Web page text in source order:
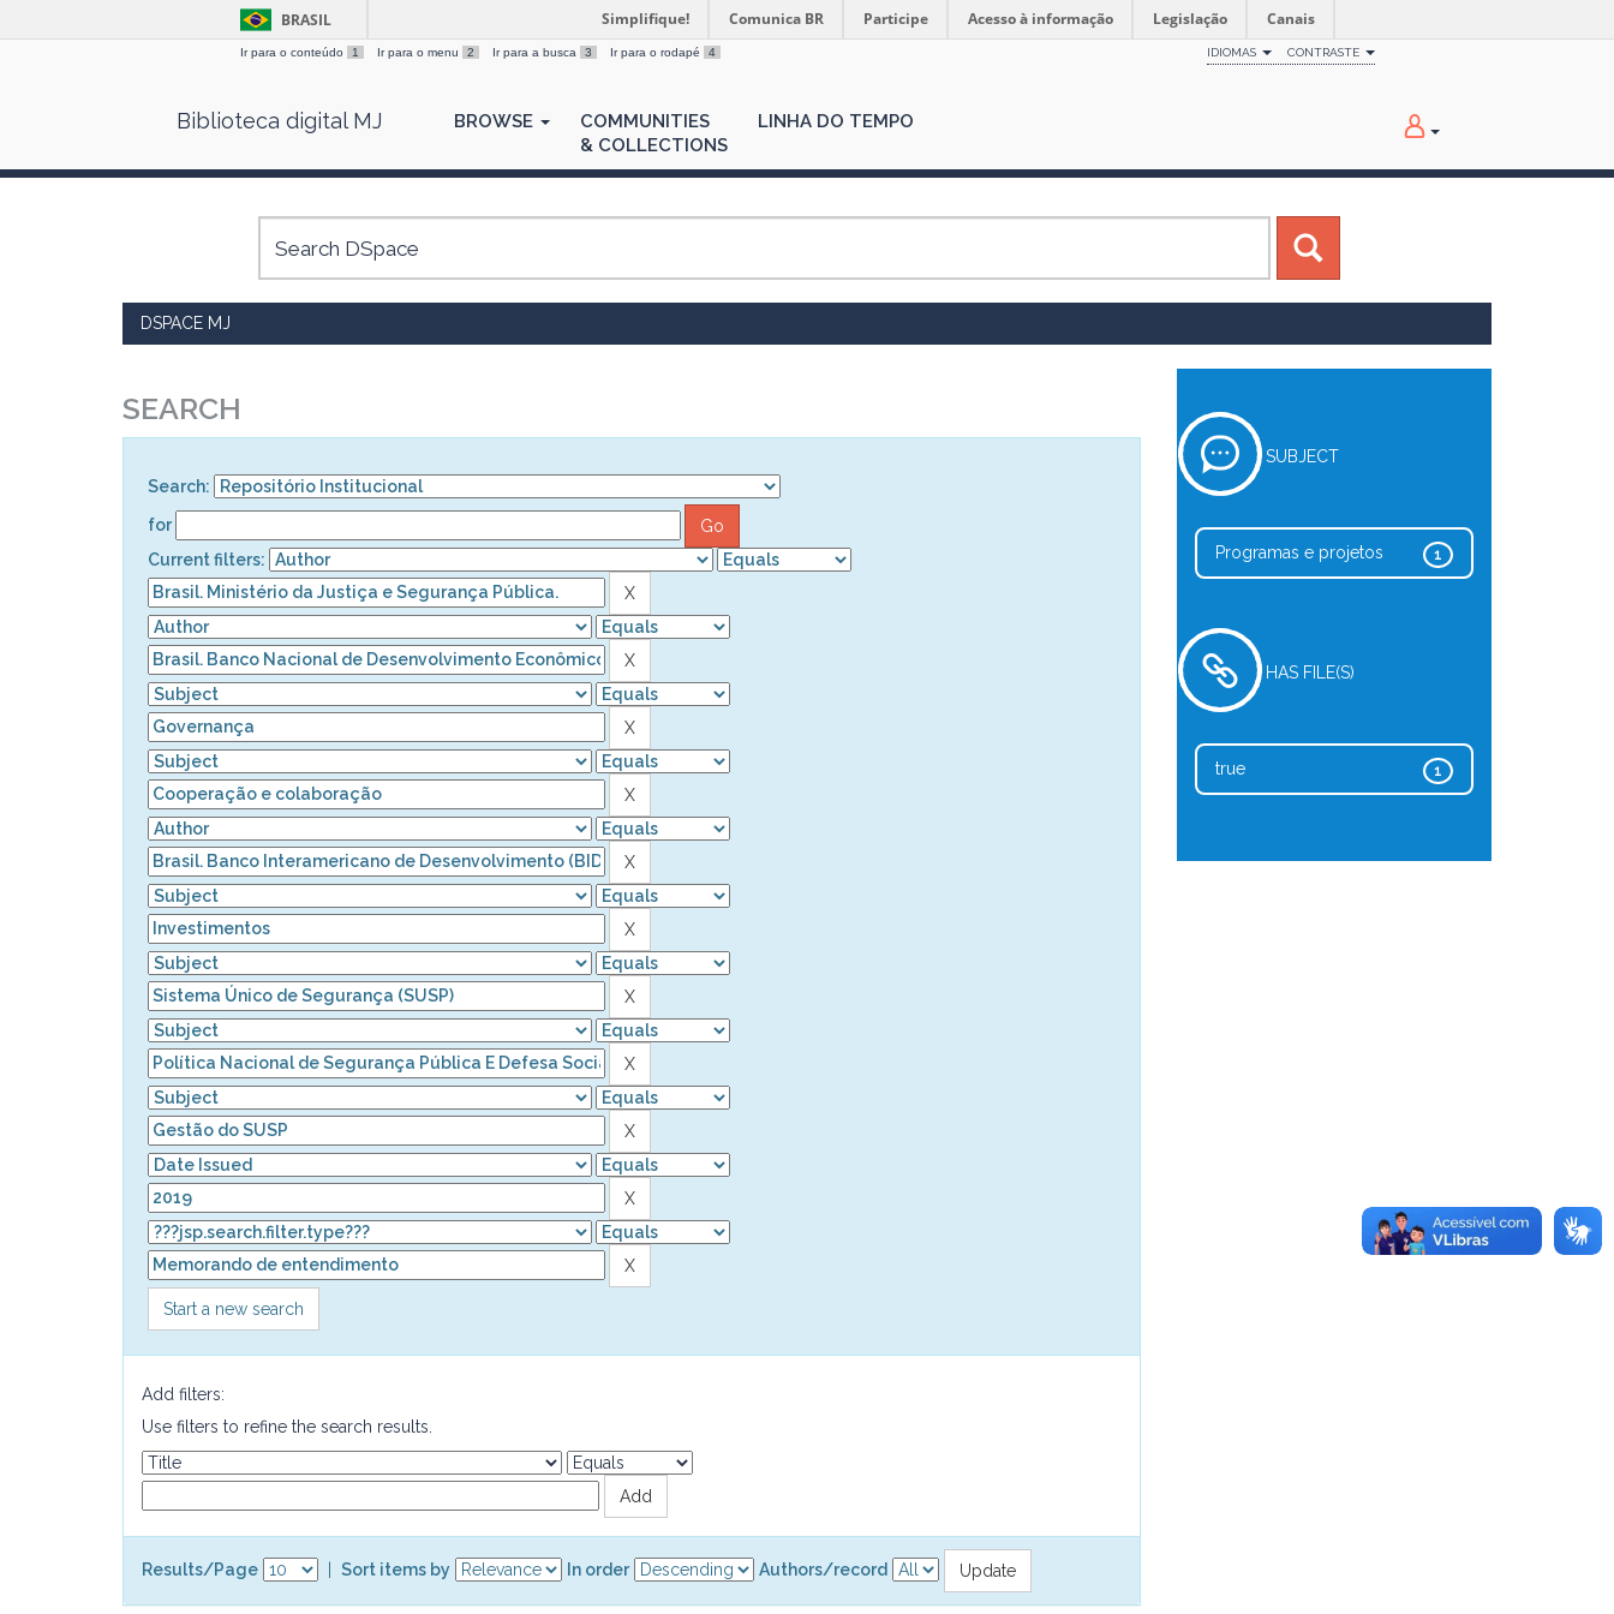
BRASIL Simplifique! Comunica BR Participe Acesso à informação Legislação Canais
Ir para o conteúdo 1 Ir para o menu 2 Ir para a busca 3 Ir para o rodapé 4 IDIOMAS CONTRASTE
Biblioteca digital MJ BROWSE
COMMUNITIES
& COLLECTIONS
LINHA DO TEMPO
DSPACE MJ
SEARCH
Search:
for
Current filters:
Start a new search
Add filters:
Use filters to refine the search results.
Results/Page Sort items by In order Authors/record
SUBJECT
1
Programas e projetos
HAS FILE(S)
1
true